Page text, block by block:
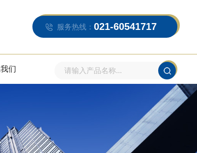
服务热线： 021-60541717
们